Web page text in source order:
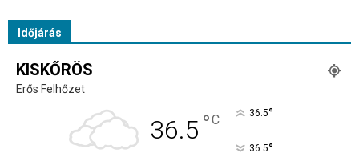
Időjárás
KISKŐRÖS
Erős Felhőzet
36.5 °C 36.5°
36.5°